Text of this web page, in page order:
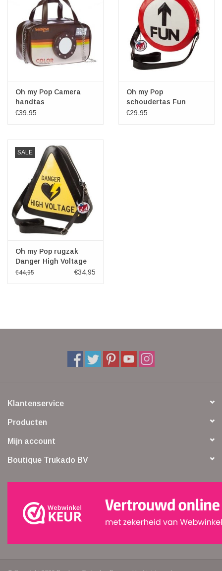
Oh my Pop Camera
handtas
€39,95
Oh my Pop
schoudertas Fun
€29,95
SALE
Oh my Pop rugzak
Danger High Voltage
€44,95 €34,95
Klantenservice
Producten
Mijn account
Boutique Trukado BV